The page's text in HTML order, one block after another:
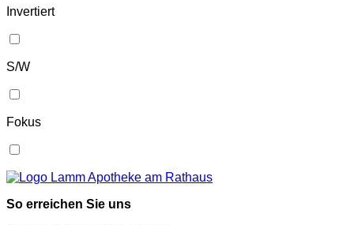
Invertiert
S/W
Fokus
So erreichen Sie uns